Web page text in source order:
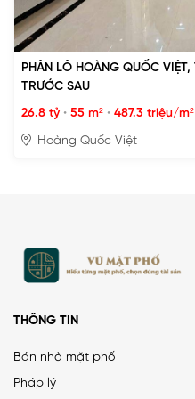
PHÂN LÔ HOÀNG QUỐC VIỆT, 7 TẦNG THANG MÁY, THOÁNG
TRƯỚC SAU
26.8 tỷ • 55 m² • 487.3 triệu/m²
Hoàng Quốc Việt
THÔNG TIN
Bán nhà mặt phố
Pháp lý